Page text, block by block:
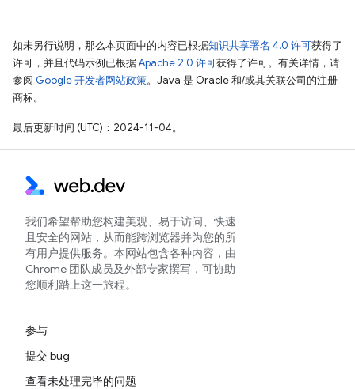
如未另行说明，那么本页面中的内容已根据知识共享署名 4.0 许可获得了
许可，并且代码示例已根据Apache 2.0 许可获得了许可。有关详情，请
参阅 Google 开发者网站政策。Java 是 Oracle 和/或其关联公司的注册
商标。
最后更新时间 (UTC)：2024-11-04。
我们希望帮助您构建美观、易于访问、快速
且安全的网站，从而能跨浏览器并为您的所
有用户提供服务。本网站包含各种内容，由
Chrome 团队成员及外部专家撰写，可协助
您顺利踏上这一旅程。
参与
提交 bug
查看未处理完毕的问题